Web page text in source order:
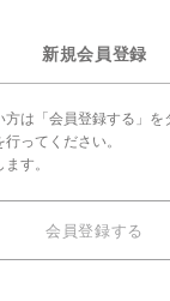
新規会員登録
は「会員登録する」
ってください。
す。
会員登録する